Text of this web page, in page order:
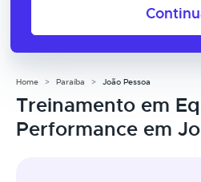
Home Paraíba João Pessoa
Treinamento em
Performance em